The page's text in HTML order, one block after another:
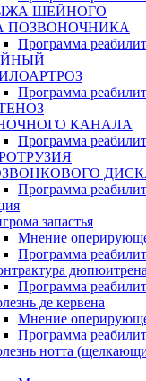
ШЕЙНОГО
ПОЗВОНОЧНИКА
Программа
Программа
КАНАЛА
Программа
Программа
запастья
Мнение
Программа
дюпюитрена
Программа
де кервена
Мнение
Программа
нотта